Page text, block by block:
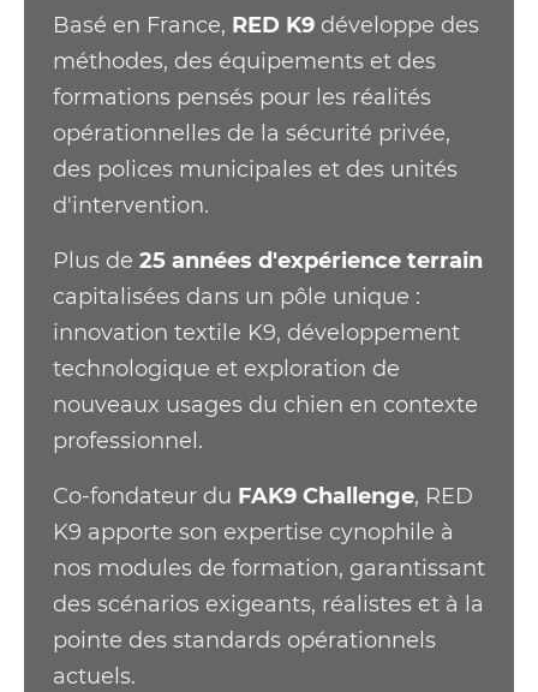
Basé en France, RED K9 développe des
méthodes, des équipements et des
formations pensés pour les réalités
opérationnelles de la sécurité privée,
des polices municipales et des unités
d'intervention.
Plus de 25 années d'expérience terrain
capitalisées dans un pôle unique :
innovation textile K9, développement
technologique et exploration de
nouveaux usages du chien en contexte
professionnel.
Co-fondateur du FAK9 Challenge, RED
K9 apporte son expertise cynophile à
nos modules de formation, garantissant
des scénarios exigeants, réalistes et à la
pointe des standards opérationnels
actuels.